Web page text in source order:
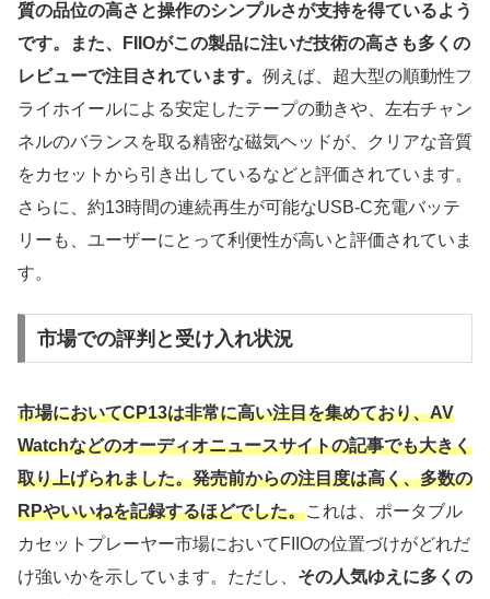
質の品位の高さと操作のシンプルさが支持を得ているよう
です。また、FIIOがこの製品に注いだ技術の高さも多くの
レビューで注目されています。 例えば、超大型の順動性フ
ライホイールによる安定したテープの動きや、左右チャン
ネルのバランスを取る精密な磁気ヘッドが、クリアな音質
をカセットから引き出しているなどと評価されています。
さらに、約13時間の連続再生が可能なUSB-C充電バッテ
リーも、ユーザーにとって利便性が高いと評価されていま
す。
市場での評判と受け入れ状況
市場においてCP13は非常に高い注目を集めており、AV
Watchなどのオーディオニュースサイトの記事でも大きく
取り上げられました。発売前からの注目度は高く、多数の
RPやいいねを記録するほどでした。これは、ポータブル
カセットプレーヤー市場においてFIIOの位置づけがどれだ
け強いかを示しています。ただし、 その人気ゆえに多くの